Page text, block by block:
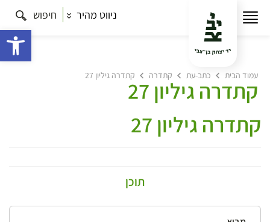
ניווט מהיר חיפוש
עמוד הבית כתב-עת קתדרה קתדרה גיליון 27
קתדרה גיליון 27
קתדרה גיליון 27
תוכן